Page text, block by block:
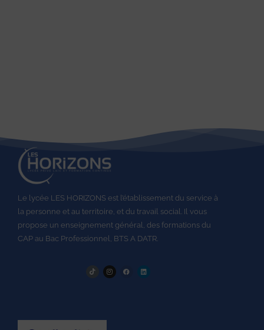
Le lycée LES HORIZONS est l’établissement du service à
la personne et au territoire, et du travail social. Il vous
propose un enseignement général, des formations du
CAP au Bac Professionnel, BTS A DATR.